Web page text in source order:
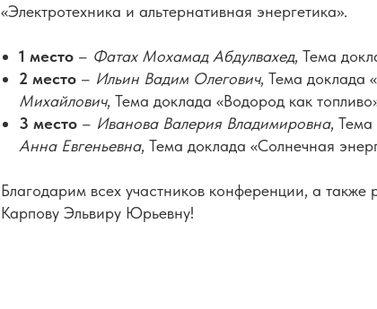
«Электротехника и альтернативная энергетика».
1 место – Фатах Мохамад Абдулвахед, Тема
2 место – Ильин Вадим Олегович, Тема доклада
Михайлович, Тема доклада «Водород как
3 место – Иванова Валерия Владимировна, Тема
Анна Евгеньевна, Тема доклада «Солнечная
Благодарим всех участников конференции, а также
Карпову Эльвиру Юрьевну!